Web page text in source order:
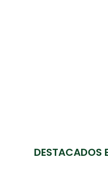
DESTACADOS